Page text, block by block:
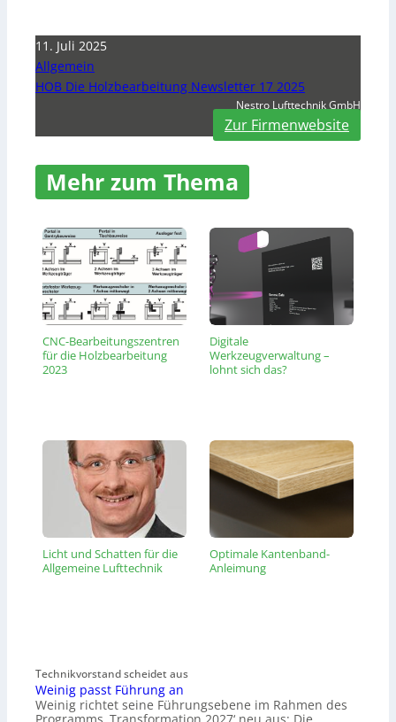
11. Juli 2025
Allgemein
HOB Die Holzbearbeitung Newsletter 17 2025
Nestro Lufttechnik GmbH
Zur Firmenwebsite
Mehr zum Thema
CNC-Bearbeitungszentren
für die Holzbearbeitung
2023
Digitale
Werkzeugverwaltung –
lohnt sich das?
Licht und Schatten für die
Allgemeine Lufttechnik
Optimale Kantenband-
Anleimung
Technikvorstand scheidet aus
Weinig passt Führung an
Weinig richtet seine Führungsebene im Rahmen des